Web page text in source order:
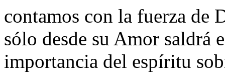
contamos con la fuerza de
sólo desde su Amor saldrá
importancia del espíritu